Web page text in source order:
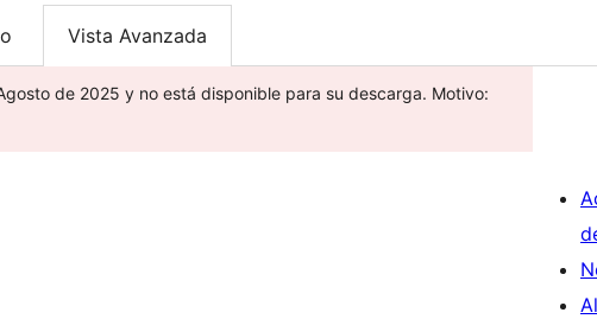
Vista Avanzada
de 2025 y no está disponible para su descarga. Motivo: